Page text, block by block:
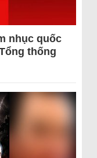
nhục quốc
thống